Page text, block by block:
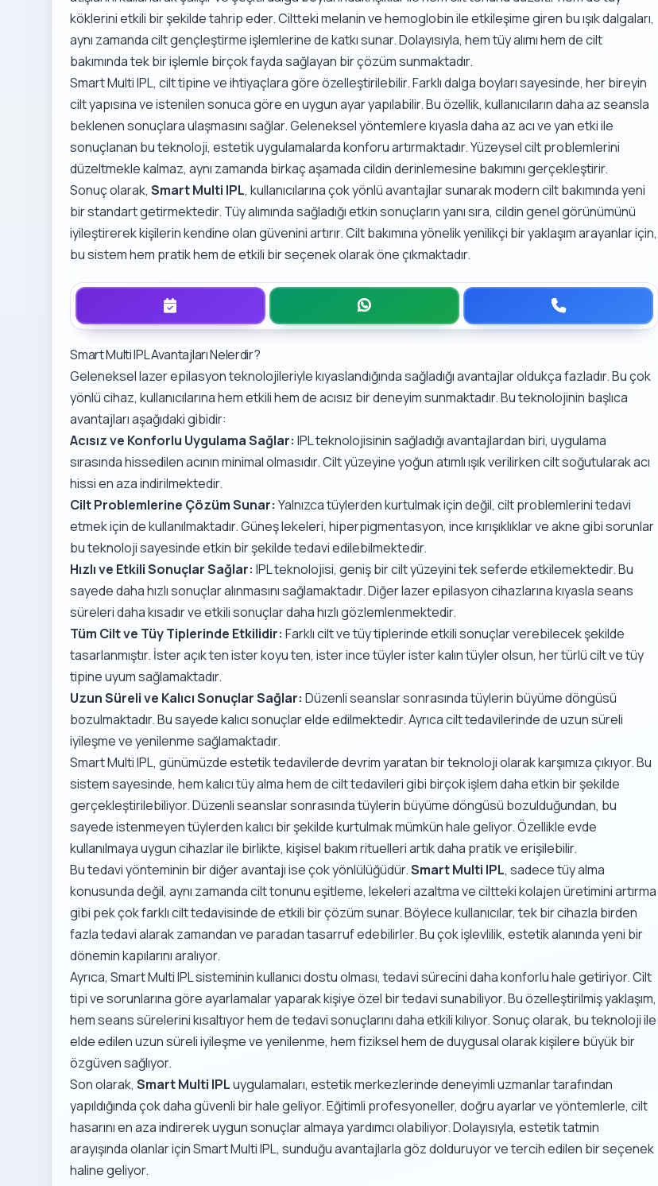
köklerini etkili bir şekilde tahrip eder. Ciltteki melanin ve hemoglobin ile etkileşime giren bu ışık dalgaları,
aynı zamanda cilt gençleştirme işlemlerine de katkı sunar. Dolayısıyla, hem tüy alımı hem de cilt
bakımında tek bir işlemle birçok fayda sağlayan bir çözüm sunmaktadır.
Smart Multi IPL, cilt tipine ve ihtiyaçlara göre özelleştirilebilir. Farklı dalga boyları sayesinde, her bireyin
cilt yapısına ve istenilen sonuca göre en uygun ayar yapılabilir. Bu özellik, kullanıcıların daha az seansla
beklenen sonuçlara ulaşmasını sağlar. Geleneksel yöntemlere kıyasla daha az acı ve yan etki ile
sonuçlanan bu teknoloji, estetik uygulamalarda konforu artırmaktadır. Yüzeysel cilt problemlerini
düzeltmekle kalmaz, aynı zamanda birkaç aşamada cildin derinlemesine bakımını gerçekleştirir.
Sonuç olarak,Smart Multi IPL, kullanıcılarına çok yönlü avantajlar sunarak modern cilt bakımında yeni
bir standart getirmektedir. Tüy alımında sağladığı etkin sonuçların yanı sıra, cildin genel görünümünü
iyileştirerek kişilerin kendine olan güvenini artırır. Cilt bakımına yönelik yenilikçi bir yaklaşım arayanlar için,
bu sistem hem pratik hem de etkili bir seçenek olarak öne çıkmaktadır.
Smart Multi IPL Avantajları Nelerdir?
Geleneksel lazer epilasyon teknolojileriyle kıyaslandığında sağladığı avantajlar oldukça fazladır. Bu çok
yönlü cihaz, kullanıcılarına hem etkili hem de acısız bir deneyim sunmaktadır. Bu teknolojinin başlıca
avantajları aşağıdaki gibidir:
Acısız ve Konforlu Uygulama Sağlar: IPL teknolojisinin sağladığı avantajlardan biri, uygulama
sırasında hissedilen acının minimal olmasıdır. Cilt yüzeyine yoğun atımlı ışık verilirken cilt soğutularak acı
hissi en aza indirilmektedir.
Cilt Problemlerine Çözüm Sunar: Yalnızca tüylerden kurtulmak için değil, cilt problemlerini tedavi
etmek için de kullanılmaktadır. Güneş lekeleri, hiperpigmentasyon, ince kırışıklıklar ve akne gibi sorunlar
bu teknoloji sayesinde etkin bir şekilde tedavi edilebilmektedir.
Hızlı ve Etkili Sonuçlar Sağlar: IPL teknolojisi, geniş bir cilt yüzeyini tek seferde etkilemektedir. Bu
sayede daha hızlı sonuçlar alınmasını sağlamaktadır. Diğer lazer epilasyon cihazlarına kıyasla seans
süreleri daha kısadır ve etkili sonuçlar daha hızlı gözlemlenmektedir.
Tüm Cilt ve Tüy Tiplerinde Etkilidir: Farklı cilt ve tüy tiplerinde etkili sonuçlar verebilecek şekilde
tasarlanmıştır. İster açık ten ister koyu ten, ister ince tüyler ister kalın tüyler olsun, her türlü cilt ve tüy
tipine uyum sağlamaktadır.
Uzun Süreli ve Kalıcı Sonuçlar Sağlar: Düzenli seanslar sonrasında tüylerin büyüme döngüsü
bozulmaktadır. Bu sayede kalıcı sonuçlar elde edilmektedir. Ayrıca cilt tedavilerinde de uzun süreli
iyileşme ve yenilenme sağlamaktadır.
Smart Multi IPL, günümüzde estetik tedavilerde devrim yaratan bir teknoloji olarak karşımıza çıkıyor. Bu
sistem sayesinde, hem kalıcı tüy alma hem de cilt tedavileri gibi birçok işlem daha etkin bir şekilde
gerçekleştirilebiliyor. Düzenli seanslar sonrasında tüylerin büyüme döngüsü bozulduğundan, bu
sayede istenmeyen tüylerden kalıcı bir şekilde kurtulmak mümkün hale geliyor. Özellikle evde
kullanılmaya uygun cihazlar ile birlikte, kişisel bakım rituelleri artık daha pratik ve erişilebilir.
Bu tedavi yönteminin bir diğer avantajı ise çok yönlülüğüdür.Smart Multi IPL, sadece tüy alma
konusunda değil, aynı zamanda cilt tonunu eşitleme, lekeleri azaltma ve ciltteki kolajen üretimini artırma
gibi pek çok farklı cilt tedavisinde de etkili bir çözüm sunar. Böylece kullanıcılar, tek bir cihazla birden
fazla tedavi alarak zamandan ve paradan tasarruf edebilirler. Bu çok işlevlilik, estetik alanında yeni bir
dönemin kapılarını aralıyor.
Ayrıca, Smart Multi IPL sisteminin kullanıcı dostu olması, tedavi sürecini daha konforlu hale getiriyor. Cilt
tipi ve sorunlarına göre ayarlamalar yaparak kişiye özel bir tedavi sunabiliyor. Bu özelleştirilmiş yaklaşım,
hem seans sürelerini kısaltıyor hem de tedavi sonuçlarını daha etkili kılıyor. Sonuç olarak, bu teknoloji ile
elde edilen uzun süreli iyileşme ve yenilenme, hem fiziksel hem de duygusal olarak kişilere büyük bir
özgüven sağlıyor.
Son olarak,Smart Multi IPLuygulamaları, estetik merkezlerinde deneyimli uzmanlar tarafından
yapıldığında çok daha güvenli bir hale geliyor. Eğitimli profesyoneller, doğru ayarlar ve yöntemlerle, cilt
hasarını en aza indirerek uygun sonuçlar almaya yardımcı olabiliyor. Dolayısıyla, estetik tatmin
arayışında olanlar için Smart Multi IPL, sunduğu avantajlarla göz dolduruyor ve tercih edilen bir seçenek
haline geliyor.